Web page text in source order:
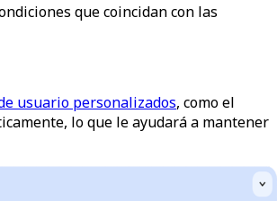
que coincidan con las
usuario personalizados, como el
lo que le ayudará a mantener